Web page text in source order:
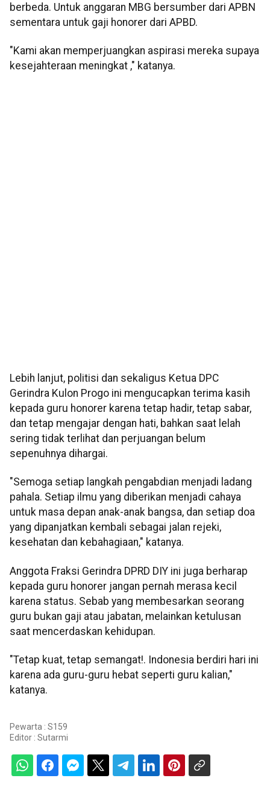
berbeda. Untuk anggaran MBG bersumber dari APBN
sementara untuk gaji honorer dari APBD.
"Kami akan memperjuangkan aspirasi mereka supaya
kesejahteraan meningkat ," katanya.
Lebih lanjut, politisi dan sekaligus Ketua DPC
Gerindra Kulon Progo ini mengucapkan terima kasih
kepada guru honorer karena tetap hadir, tetap sabar,
dan tetap mengajar dengan hati, bahkan saat lelah
sering tidak terlihat dan perjuangan belum
sepenuhnya dihargai.
"Semoga setiap langkah pengabdian menjadi ladang
pahala. Setiap ilmu yang diberikan menjadi cahaya
untuk masa depan anak-anak bangsa, dan setiap doa
yang dipanjatkan kembali sebagai jalan rejeki,
kesehatan dan kebahagiaan," katanya.
Anggota Fraksi Gerindra DPRD DIY ini juga berharap
kepada guru honorer jangan pernah merasa kecil
karena status. Sebab yang membesarkan seorang
guru bukan gaji atau jabatan, melainkan ketulusan
saat mencerdaskan kehidupan.
"Tetap kuat, tetap semangat!. Indonesia berdiri hari ini
karena ada guru-guru hebat seperti guru kalian,"
katanya.
Pewarta : S159
Editor : Sutarmi